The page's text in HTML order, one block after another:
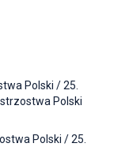
Polski / 25.
Polski
Polski / 25.